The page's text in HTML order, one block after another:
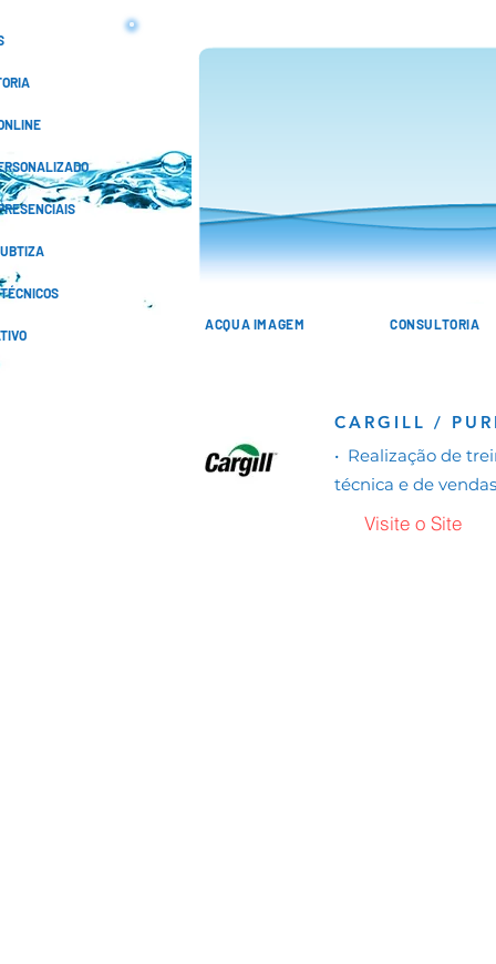
ACQUA IMAGEM CONSULTORIA
CARGILL /
• Realização de
técnica e de
Visite o Site